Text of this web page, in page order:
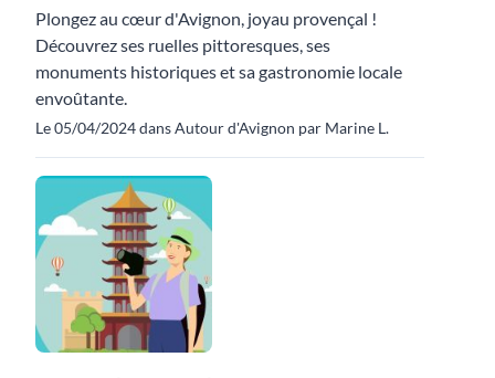
Plongez au cœur d'Avignon, joyau provençal !
Découvrez ses ruelles pittoresques, ses
monuments historiques et sa gastronomie locale
envoûtante.
Le 05/04/2024 dans Autour d'Avignon par Marine L.